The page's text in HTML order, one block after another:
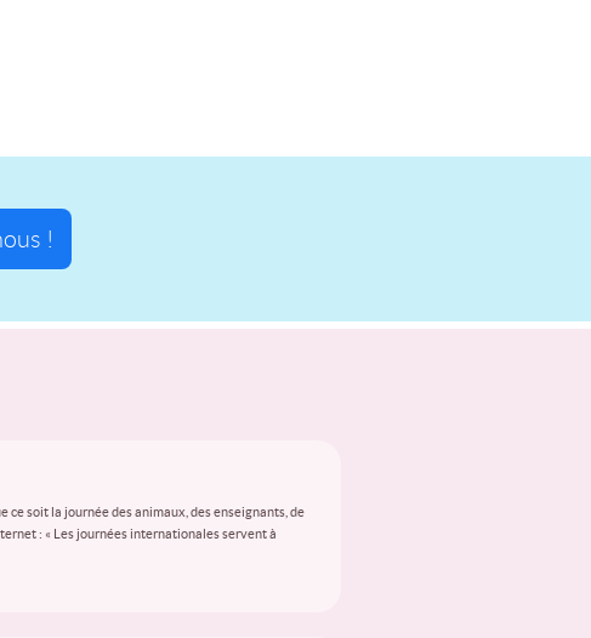
!
soit la journée des animaux, des enseignants, de
: « Les journées internationales servent à